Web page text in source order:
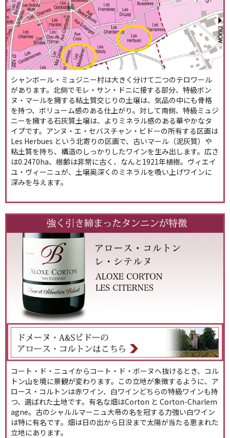
シャンボール・ミュジニー村は大きく分けて二つのテロワール
があります。北側でモレ・サン・ドニに接する部分、特級ボン
ヌ・マールを擁する粘土質交じりの土壌は、気品の中にも骨格
を持つ、ボリューム感のある仕上がり。対して南側、特級ミュジ
ニーを擁する石灰質土壌は、よりミネラル感のある華やかなタ
イプです。アンヌ・エ・セバスチャン・ビドーの所有する区画は
Les Herbues という北寄りの区画で、古いマール（泥灰質）や
粘土質を持ち、構造のしっかりしたワインを生み出します。広さ
は0.2470ha、樹齢は非常に古く、なんと1921年植樹。ヴィエイ
ユ・ヴィーニュが、土壌奥深くのミネラルを吸い上げワインに
深みを与えます。
コート・ド・ニュイからコート・ド・ボーヌへ抜けるとき、コル
トン山を境に景観が変わります。この立地が象徴するように、ア
ロース・コルトンは赤ワイン、白ワインどちらの特級ワインも持
つ、選ばれた土地です。有名な畑はCorton と Corton-Charlem
agne。古のシャルルマーニュ大帝の名を冠する力強い白ワイン
は特に有名です。畑は日の出から日没まで太陽が当たる恵まれた
立地にあります。